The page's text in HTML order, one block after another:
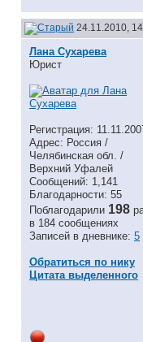
24.11.2010,
Лана Сухарева
Юрист
Регистрация:
Адрес: Россия /
Челябинская обл. /
Верхний Уфалей
Сообщений: 1,141
Благодарности: 55
Поблагодарили 198
в 184 сообщениях
Записей в дневнике: 5
Обратиться по нику
Цитата выделенного